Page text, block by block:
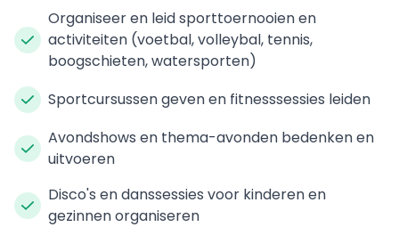
Organiseer en leid sporttoernooien en
activiteiten (voetbal, volleybal, tennis,
boogschieten, watersporten)
Sportcursussen geven en fitnesssessies leiden
Avondshows en thema-avonden bedenken en
uitvoeren
Disco's en danssessies voor kinderen en
gezinnen organiseren